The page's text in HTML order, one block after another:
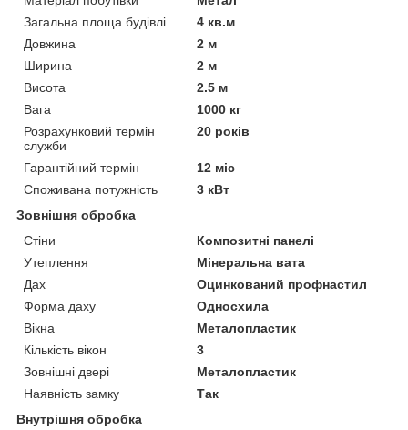
Загальна площа будівлі
4 кв.м
Довжина
2 м
Ширина
2 м
Висота
2.5 м
Вага
1000 кг
Розрахунковий термін
служби
20 років
Гарантійний термін
12 міс
Споживана потужність
3 кВт
Зовнішня обробка
Стіни
Композитні панелі
Утеплення
Мінеральна вата
Дах
Оцинкований профнастил
Форма даху
Односхила
Вікна
Металопластик
Кількість вікон
3
Зовнішні двері
Металопластик
Наявність замку
Так
Внутрішня обробка